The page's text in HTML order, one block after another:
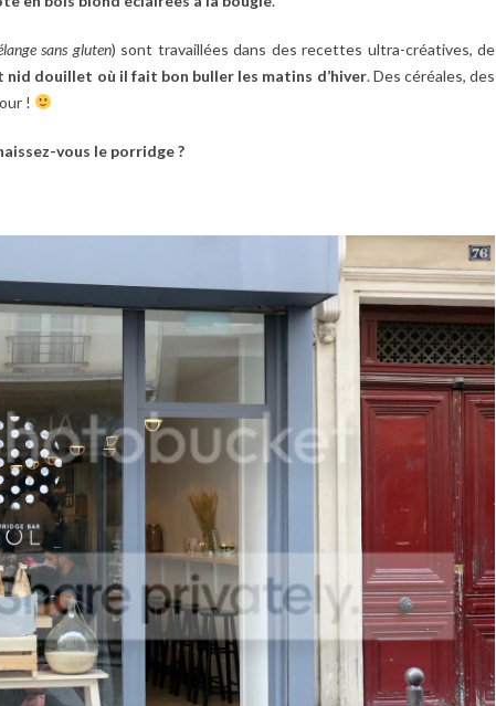
sans gluten) sont travaillées dans des recettes ultra-créatives, de
nid douillet où il fait bon buller les matins d’hiver. Des céréales, des
!
vous le porridge ?